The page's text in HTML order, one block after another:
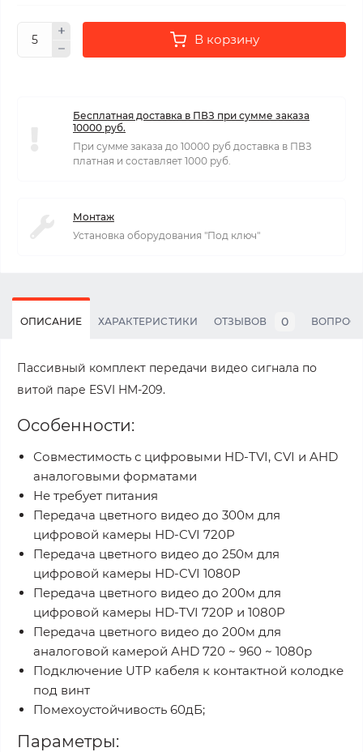
В корзину
Бесплатная доставка в ПВЗ при сумме заказа
10000 руб.
При сумме заказа до 10000 руб доставка в ПВЗ
платная и составляет 1000 руб.
Монтаж
Установка оборудования "Под ключ"
ОПИСАНИЕ ХАРАКТЕРИСТИКИ ОТЗЫВОВ 0
Пассивный комплект передачи видео сигнала по
витой паре ESVI HM-209.
Особенности:
Совместимость с цифровыми HD-TVI, CVI и AHD
аналоговыми форматами
Не требует питания
Передача цветного видео до 300м для
цифровой камеры HD-CVI 720P
Передача цветного видео до 250м для
цифровой камеры HD-CVI 1080P
Передача цветного видео до 200м для
цифровой камеры HD-TVI 720P и 1080P
Передача цветного видео до 200м для
аналоговой камерой AHD 720 ~ 960 ~ 1080p
Подключение UTP кабеля к контактной колодке
под винт
Помехоустойчивость 60дБ;
Параметры: